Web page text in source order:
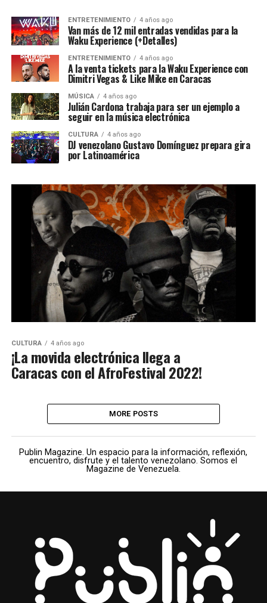
ENTRETENIMIENTO 4 años ago
Van más de 12 mil entradas vendidas para la
Waku Experience (+Detalles)
ENTRETENIMIENTO 4 años ago
A la venta tickets para la Waku Experience con
Dimitri Vegas & Like Mike en Caracas
MÚSICA 4 años ago
Julián Cardona trabaja para ser un ejemplo a
seguir en la música electrónica
CULTURA 4 años ago
DJ venezolano Gustavo Domínguez prepara gira
por Latinoamérica
CULTURA 4 años ago
¡La movida electrónica llega a
Caracas con el AfroFestival 2022!
MORE POSTS
Publin Magazine. Un espacio para la información, reflexión,
encuentro, disfrute y el talento venezolano. Somos el
Magazine de Venezuela.